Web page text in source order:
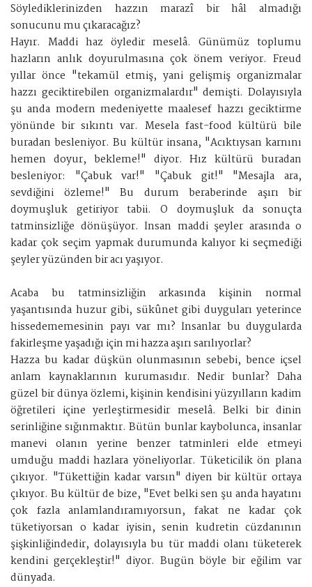
Söylediklerinizden hazzın marazî bir hâl almadığı
sonucunu mu çıkaracağız?
Hayır. Maddi haz öyledir meselâ. Günümüz toplumu
hazların anlık doyurulmasına çok önem veriyor. Freud
yıllar önce "tekamül etmiş, yani gelişmiş organizmalar
hazzı geciktirebilen organizmalardır" demişti. Dolayısıyla
şu anda modern medeniyette maalesef hazzı geciktirme
yönünde bir sıkıntı var. Mesela fast-food kültürü bile
buradan besleniyor. Bu kültür insana, "Acıktıysan karnını
hemen doyur, bekleme!" diyor. Hız kültürü buradan
besleniyor: "Çabuk var!" "Çabuk git!" "Mesajla ara,
sevdiğini özleme!" Bu durum beraberinde aşırı bir
doymuşluk getiriyor tabii. O doymuşluk da sonuçta
tatminsizliğe dönüşüyor. İnsan maddi şeyler arasında o
kadar çok seçim yapmak durumunda kalıyor ki seçmediği
şeyler yüzünden bir acı yaşıyor.
Acaba bu tatminsizliğin arkasında kişinin normal
yaşantısında huzur gibi, sükûnet gibi duyguları yeterince
hissedememesinin payı var mı? İnsanlar bu duygularda
fakirleşme yaşadığı için mi hazza aşırı sarılıyorlar?
Hazza bu kadar düşkün olunmasının sebebi, bence içsel
anlam kaynaklarının kurumasıdır. Nedir bunlar? Daha
güzel bir dünya özlemi, kişinin kendisini yüzyılların kadim
öğretileri içine yerleştirmesidir meselâ. Belki bir dinin
serinliğine sığınmaktır. Bütün bunlar kaybolunca, insanlar
manevi olanın yerine benzer tatminleri elde etmeyi
umduğu maddi hazlara yöneliyorlar. Tüketicilik ön plana
çıkıyor. "Tükettiğin kadar varsın" diyen bir kültür ortaya
çıkıyor. Bu kültür de bize, "Evet belki sen şu anda hayatını
çok fazla anlamlandıramıyorsun, fakat ne kadar çok
tüketiyorsan o kadar iyisin, senin kudretin cüzdanının
şişkinliğindedir, dolayısıyla bu tür maddi olanı tüketerek
kendini gerçekleştir!" diyor. Bugün böyle bir eğilim var
dünyada.